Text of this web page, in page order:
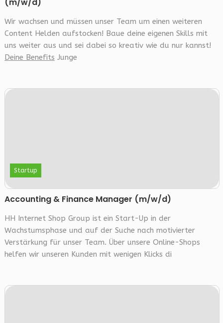
Wir wachsen und müssen unser Team um einen weiteren
Content Helden aufstocken! Baue deine eigenen Skills mit
uns weiter aus und sei dabei so kreativ wie du nur kannst!
Deine Benefits Junge
Startup
Accounting & Finance Manager (m/w/d)
HH Internet Shop Group ist ein Start-Up in der
Wachstumsphase und auf der Suche nach motivierter
Verstärkung für unser Team. Über unsere Online-Shops
helfen wir unseren Kunden mit wenigen Klicks di